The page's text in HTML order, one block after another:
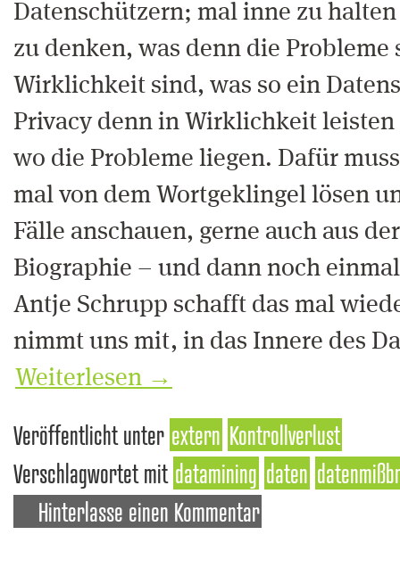
Datenschützern; mal inne zu
zu denken, was denn die Probleme
Wirklichkeit sind, was so ein
Privacy denn in Wirklichkeit
wo die Probleme liegen. Dafür
mal von dem Wortgeklingel lösen
Fälle anschauen, gerne auch aus
Biographie – und dann noch
Antje Schrupp schafft das mal
nimmt uns mit, in das Innere des
Weiterlesen →
Veröffentlicht unter extern Kontrollverlust
Verschlagwortet mit datamining daten
Hinterlasse einen Kommentar